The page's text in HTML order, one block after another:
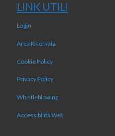
LINK UTILI
Login
Area Riservata
Cookie Policy
Privacy Policy
Whistleblowing
Accessibilità Web